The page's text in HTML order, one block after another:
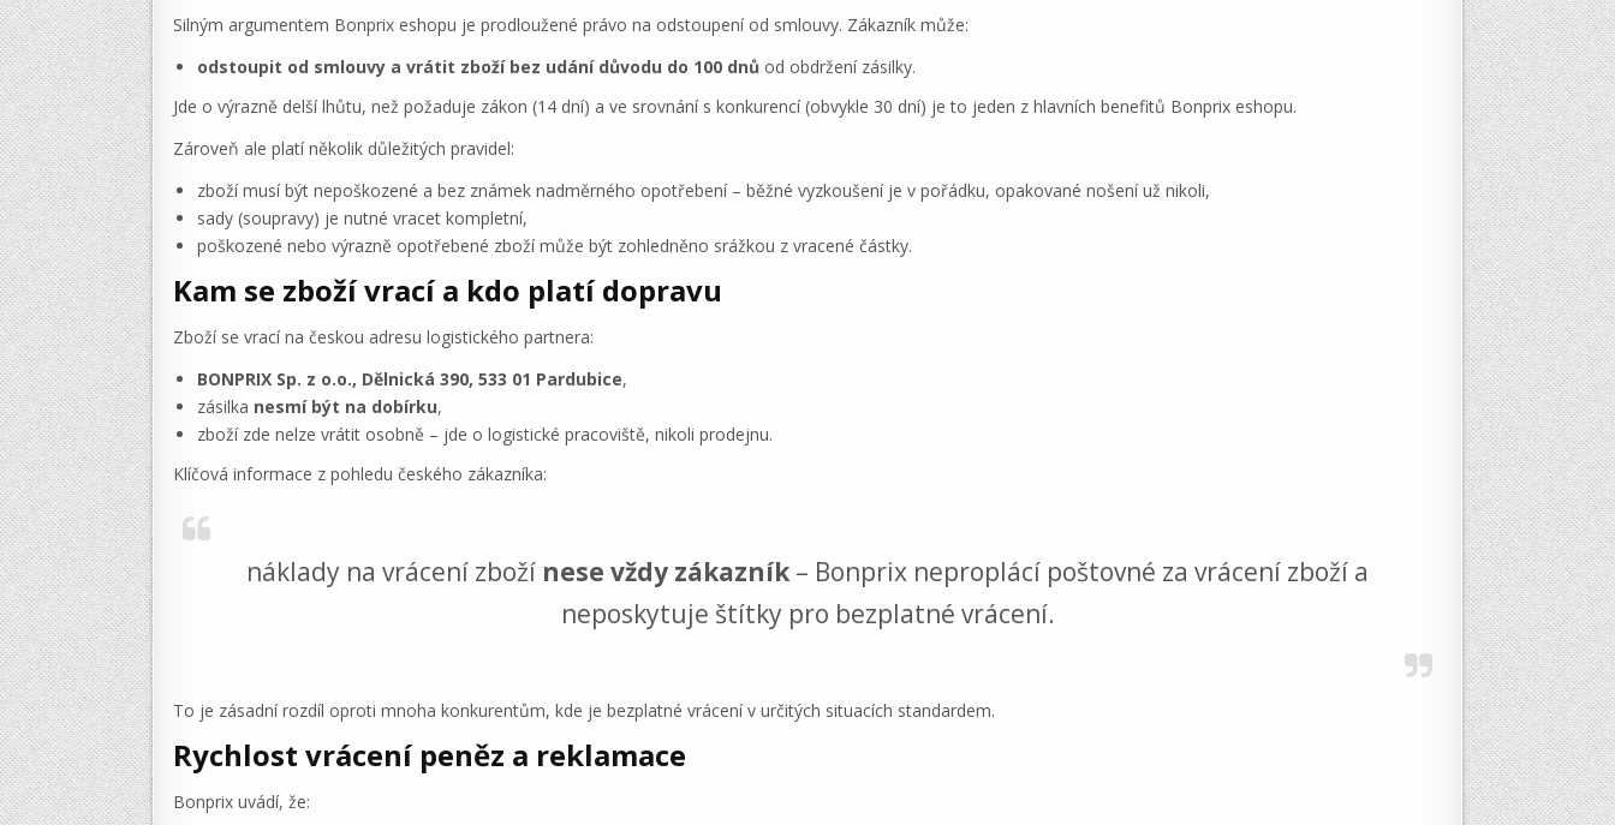
Silným argumentem Bonprix eshopu je prodloužené právo na odstoupení od smlouvy. Zákazník může:
odstoupit od smlouvy a vrátit zboží bez udání důvodu do 100 dnů od obdržení zásilky.
Jde o výrazně delší lhůtu, než požaduje zákon (14 dní) a ve srovnání s konkurencí (obvykle 30 dní) je to jeden z hlavních benefitů Bonprix eshopu.
Zároveň ale platí několik důležitých pravidel:
zboží musí být nepoškozené a bez známek nadměrného opotřebení – běžné vyzkoušení je v pořádku, opakované nošení už nikoli,
sady (soupravy) je nutné vracet kompletní,
poškozené nebo výrazně opotřebené zboží může být zohledněno srážkou z vracené částky.
Kam se zboží vrací a kdo platí dopravu
Zboží se vrací na českou adresu logistického partnera:
BONPRIX Sp. z o.o., Dělnická 390, 533 01 Pardubice,
zásilka nesmí být na dobírku,
zboží zde nelze vrátit osobně – jde o logistické pracoviště, nikoli prodejnu.
Klíčová informace z pohledu českého zákazníka:
náklady na vrácení zboží nese vždy zákazník – Bonprix neproplácí poštovné za vrácení zboží a
neposkytuje štítky pro bezplatné vrácení.
To je zásadní rozdíl oproti mnoha konkurentům, kde je bezplatné vrácení v určitých situacích standardem.
Rychlost vrácení peněz a reklamace
Bonprix uvádí, že: